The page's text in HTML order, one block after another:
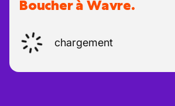
Boucher à Wavre.
chargement